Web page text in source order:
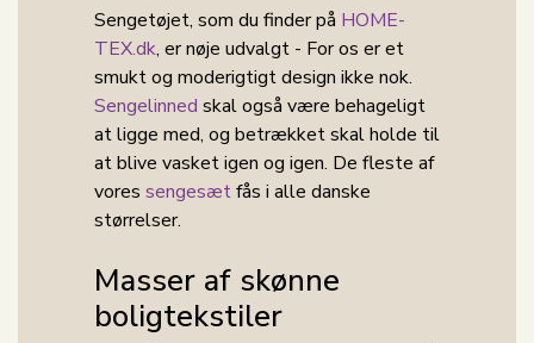
Sengetøjet, som du finder på HOME-
TEX.dk, er nøje udvalgt - For os er et
smukt og moderigtigt design ikke nok.
Sengelinned skal også være behageligt
at ligge med, og betrækket skal holde til
at blive vasket igen og igen. De fleste af
vores sengesætfås i alle danske
størrelser.
Masser af skønne
boligtekstiler